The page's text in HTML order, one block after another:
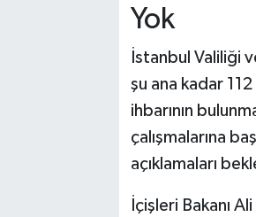
Yok
İstanbul Valiliği
şu ana kadar
ihbarının
çalışmalarına
açıklamaları
İçişleri Bakanı